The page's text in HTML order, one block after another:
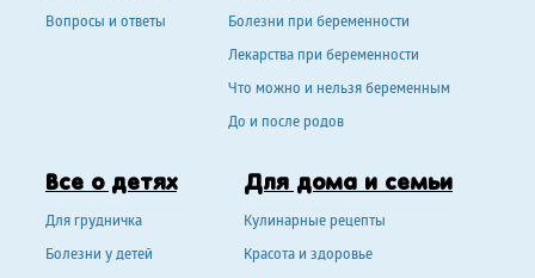
Вопросы и ответы
Болезни при беременности
Лекарства при беременности
Что можно и нельзя беременным
До и после родов
Все о детях
Для грудничка
Болезни у детей
Для дома и семьи
Кулинарные рецепты
Красота и здоровье